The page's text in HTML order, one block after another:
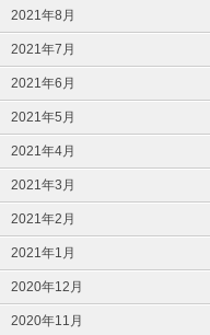
2021年8月
2021年7月
2021年6月
2021年5月
2021年4月
2021年3月
2021年2月
2021年1月
2020年12月
2020年11月